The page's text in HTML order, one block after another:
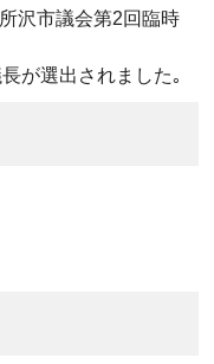
沢市議会第2回臨時
が選出されました｡